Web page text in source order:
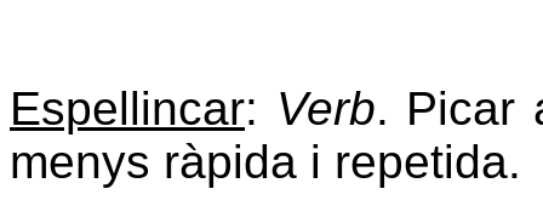
Espellincar: Verb. Picar
menys ràpida i repetida.